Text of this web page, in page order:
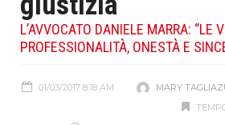
L’AVVOCATO DANIELE MARRA: “LE
PROFESSIONALITÀ, ONESTÀ E
01/03/2017 8:18 AM
MARY